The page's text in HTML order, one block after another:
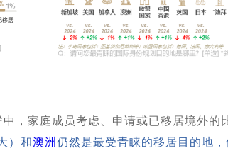
，家庭成员考虑、申请或已移居境外的
）和澳洲 仍然是最受青睐的移居目的地，